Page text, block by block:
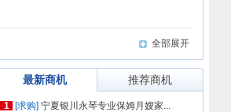
全部展开
最新商机 推荐商机
1 [求购] 宁夏银川永琴专业保姆月嫂家...